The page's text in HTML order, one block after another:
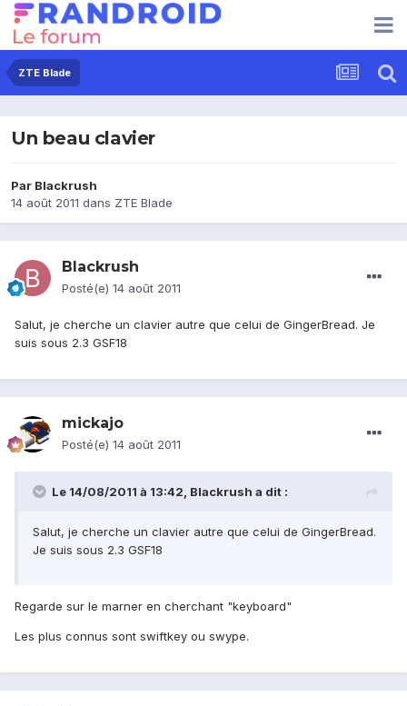
ZTE Blade
Un beau clavier
Par Blackrush
14 août 2011 dans ZTE Blade
Blackrush
Posté(e) 14 août 2011
Salut, je cherche un clavier autre que celui de GingerBread. Je
suis sous 2.3 GSF18
mickajo
Posté(e) 14 août 2011
Le 14/08/2011 à 13:42, Blackrush a dit :
Salut, je cherche un clavier autre que celui de GingerBread.
Je suis sous 2.3 GSF18
Regarde sur le marner en cherchant "keyboard"
Les plus connus sont swiftkey ou swype.